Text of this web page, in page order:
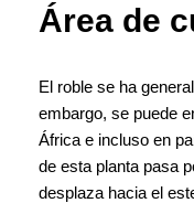
Área de
El roble se ha
embargo, se puede
África e incluso en
de esta planta pasa
desplaza hacia el